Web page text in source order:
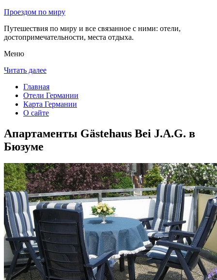
Проездом по миру
Путешествия по миру и все связанное с ними: отели,
достопримечательности, места отдыха.
Меню
Читать далее
Главная
Отели Германии
Карта Германии
О сайте
Апартаменты Gästehaus Bei J.A.G. в
Бюзуме